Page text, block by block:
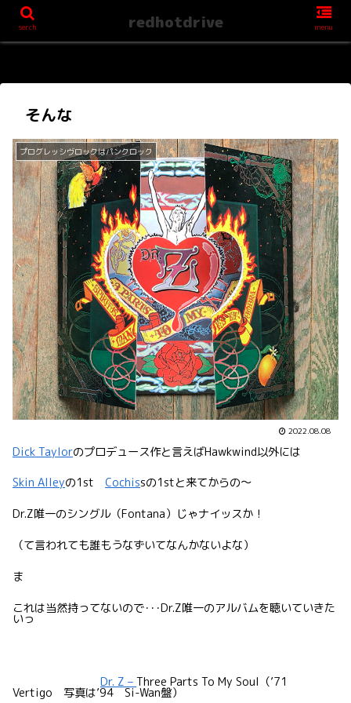
そんな
プログレッシヴロックはパンクロック
2022.08.08
Dick Taylorのプロデュース作と言えばHawkwind以外には
Skin Alleyの1st Cochissの1stと来てからの〜
Dr.Z唯一のシングル（Fontana）じゃナイッスか！
（て言われても誰もうなずいてなんかないよな）
ま
これは当然持ってないので･･･Dr.Z唯一のアルバムを聴いていきた
いっ
Dr. Z – Three Parts To My Soul（’71
Vertigo 写真は’94 Si-Wan盤）
serch redhotdrive menu